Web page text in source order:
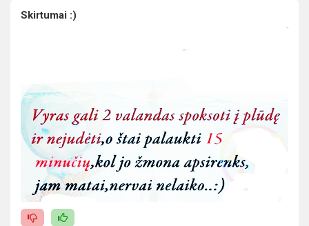
Skirtumai :)